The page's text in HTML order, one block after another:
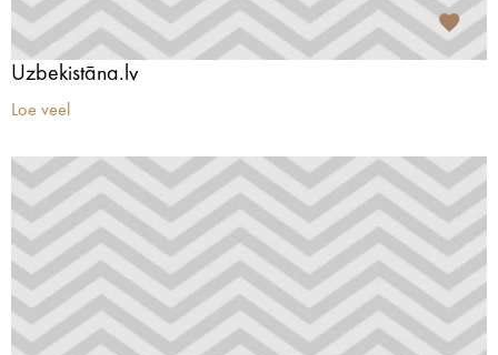
Uzbekistāna.lv
Loe veel